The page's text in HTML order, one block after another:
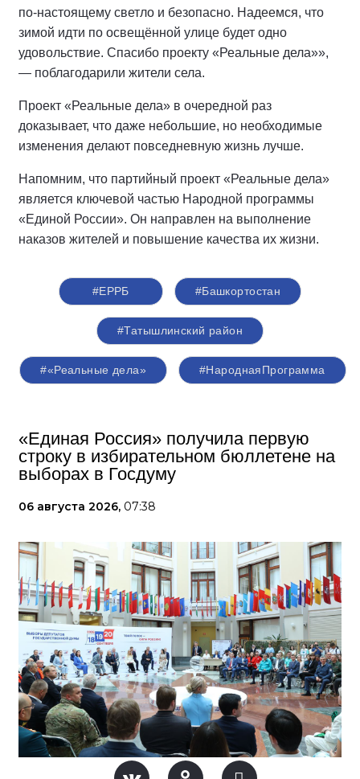
по-настоящему светло и безопасно. Надеемся, что
зимой идти по освещённой улице будет одно
удовольствие. Спасибо проекту «Реальные дела»»,
— поблагодарили жители села.
Проект «Реальные дела» в очередной раз
доказывает, что даже небольшие, но необходимые
изменения делают повседневную жизнь лучше.
Напомним, что партийный проект «Реальные дела»
является ключевой частью Народной программы
«Единой России». Он направлен на выполнение
наказов жителей и повышение качества их жизни.
#ЕРРБ #Башкортостан
#Татышлинский район
#«Реальные дела» #НароднаяПрограмма
«Единая Россия» получила первую
строку в избирательном бюллетене на
выборах в Госдуму
06 августа 2026, 07:38